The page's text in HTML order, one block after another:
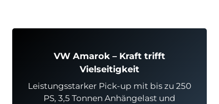
VW Amarok – Kraft trifft
Vielseitigkeit
Leistungsstarker Pick-up mit bis zu 250
PS, 3,5 Tonnen Anhängelast und